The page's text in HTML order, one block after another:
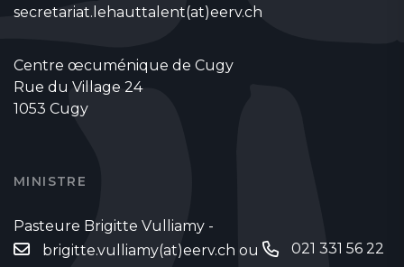
secretariat.lehauttalent(at)eerv.ch
Centre œcuménique de Cugy
Rue du Village 24
1053 Cugy
MINISTRE
Pasteure Brigitte Vulliamy -
brigitte.vulliamy(at)eerv.ch ou 021 331 56 22